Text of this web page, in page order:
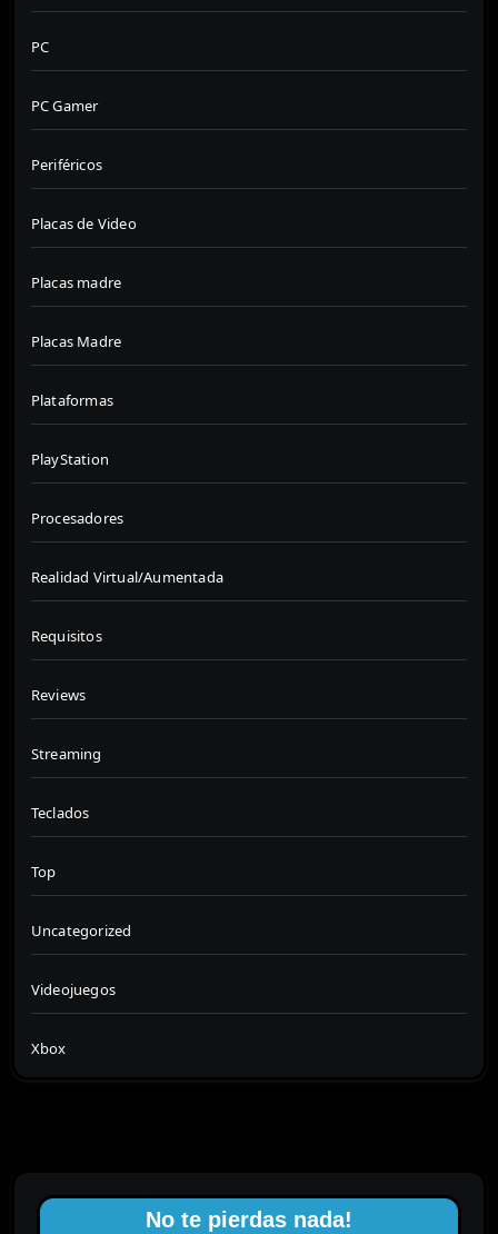
PC
PC Gamer
Periféricos
Placas de Video
Placas madre
Placas Madre
Plataformas
PlayStation
Procesadores
Realidad Virtual/Aumentada
Requisitos
Reviews
Streaming
Teclados
Top
Uncategorized
Videojuegos
Xbox
No te pierdas nada!